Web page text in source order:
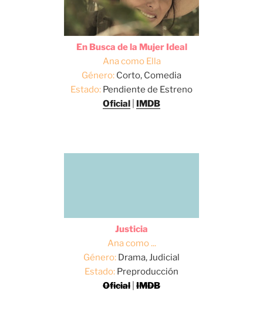
En Busca de la Mujer Ideal
Ana como Ella
Género: Corto, Comedia
Estado: Pendiente de Estreno
Oficial
IMDB
Justicia
Ana como ...
Género: Drama, Judicial
Estado: Preproducción
Oficial IMDB